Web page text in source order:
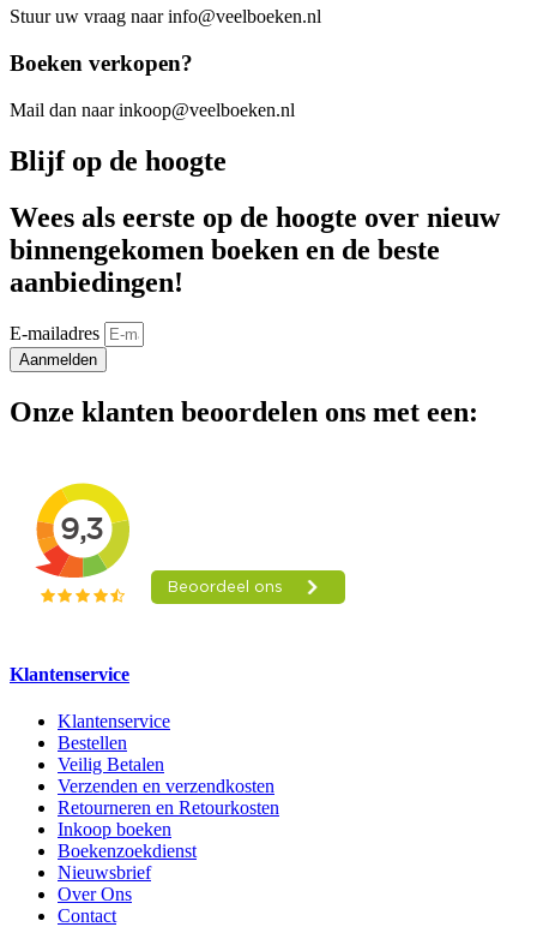
Stuur uw vraag naar info@veelboeken.nl
Boeken verkopen?
Mail dan naar inkoop@veelboeken.nl
Blijf op de hoogte
Wees als eerste op de hoogte over nieuw
binnengekomen boeken en de beste
aanbiedingen!
E-mailadres
Aanmelden
Onze klanten beoordelen ons met een:
Klantenservice
Klantenservice
Bestellen
Veilig Betalen
Verzenden en verzendkosten
Retourneren en Retourkosten
Inkoop boeken
Boekenzoekdienst
Nieuwsbrief
Over Ons
Contact